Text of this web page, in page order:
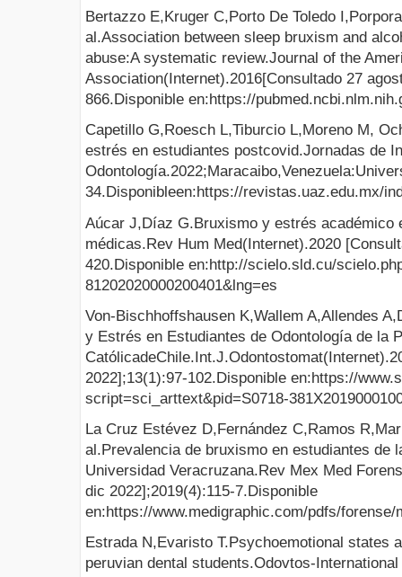
Bertazzo E,Kruger C,Porto De Toledo
al.Association between sleep bruxism and
abuse:A systematic review.Journal of the
Association(Internet).2016[Consultado 27
866.Disponible en:https://
Capetillo G,Roesch L,Tiburcio L,Moreno M,
estrés en estudiantes postcovid.Jornadas de
34.Disponibleen:https://revistas.uaz.edu.mx/
Aúcar J,Díaz G.Bruxismo y estrés académico
médicas.Rev Hum Med(Internet).2020
420.Disponible en:http://scielo.sld.cu/
81202020000200401&lng=es
Von-Bischhoffshausen K,Wallem A,Allendes
y Estrés en Estudiantes de Odontología de la
2022];13(1):97-102.Disponible en:https://
script=sci_arttext&pid=S0718-
La Cruz Estévez D,Fernández C,Ramos
al.Prevalencia de bruxismo en estudiantes de
Universidad Veracruzana.Rev Mex Med
dic 2022];2019(4):115-7.Disponible
en:https://www.medigraphic.com/pdfs/
Estrada N,Evaristo T.Psychoemotional states
peruvian dental students.Odovtos-